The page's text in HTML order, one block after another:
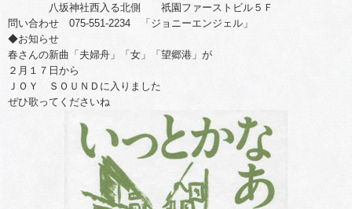
八坂神社西入る北側 祇園ファーストビル５Ｆ
問い合わせ 075-551-2234 「ジョニーエンジェル」
◆お知らせ
春さんの新曲「夫婦舟」「女」「望郷港」が
２月１７日から
ＪＯＹ ＳＯＵＮＤに入りました
ぜひ歌ってくださいね